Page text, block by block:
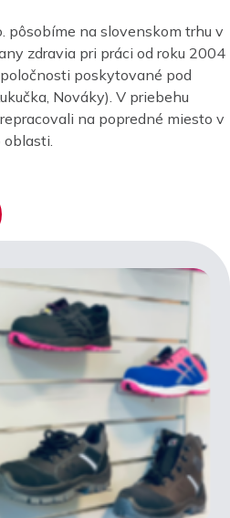
pôsobíme na slovenskom trhu v
zdravia pri práci od roku 2004
poskytované pod
Nováky). V priebehu
na popredné miesto v